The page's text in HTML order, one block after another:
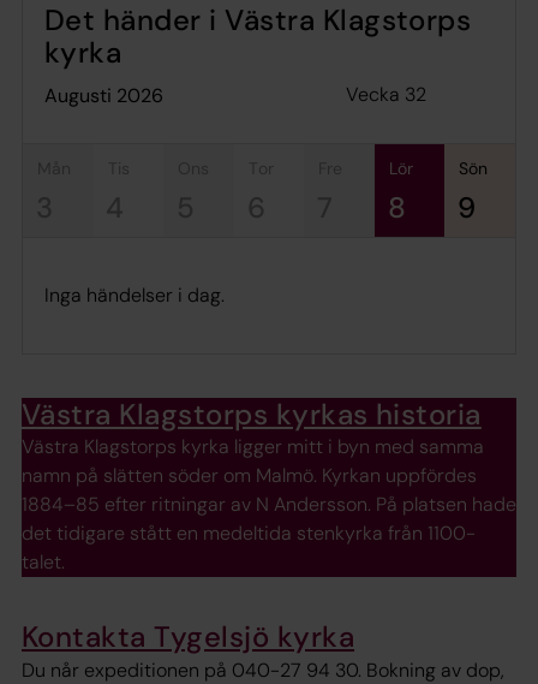
Det händer i Västra Klagstorps
kyrka
augusti 2026 Vecka 32
tis
4
tor
6
lör
8
sön
9
Inga händelser i dag.
Västra Klagstorps kyrkas historia
Västra Klagstorps kyrka ligger mitt i byn med samma
namn på slätten söder om Malmö. Kyrkan uppfördes
1884–85 efter ritningar av N Andersson. På platsen hade
det tidigare stått en medeltida stenkyrka från 1100-
talet.
Kontakta Tygelsjö kyrka
Du når expeditionen på 040-27 94 30. Bokning av dop,